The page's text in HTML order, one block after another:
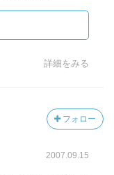
詳細をみる
フォロー
2007.09.15